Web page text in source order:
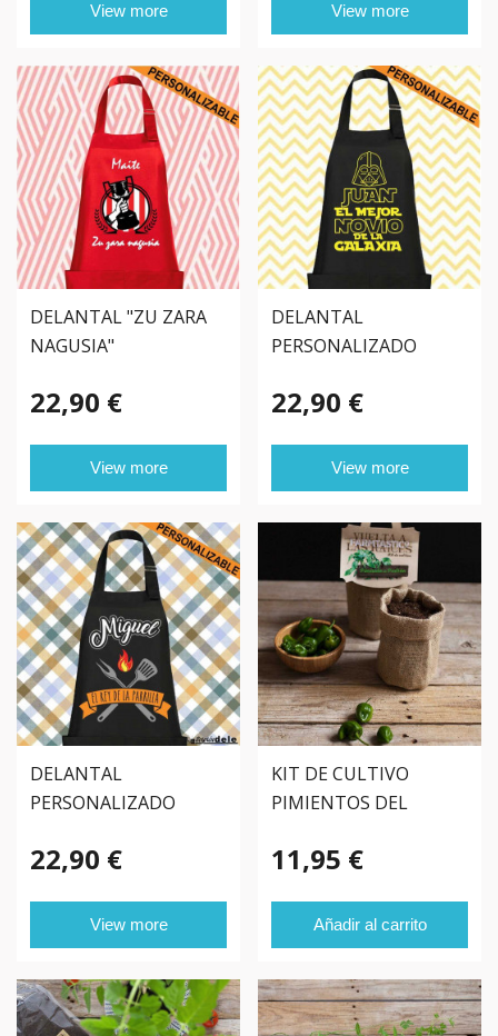
View more View more
DELANTAL "ZU ZARA
NAGUSIA"
22,90 €
View more
DELANTAL
PERSONALIZADO
GALAXIA"
22,90 €
View more
DELANTAL
PERSONALIZADO
22,90 €
View more
KIT DE CULTIVO
PIMIENTOS DEL
11,95 €
Añadir al carrito